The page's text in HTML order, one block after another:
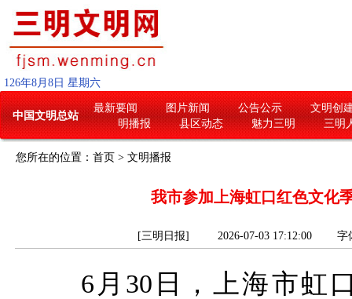
126年8月 8 日 星期六
中国文明总站
最新要闻 图片新闻 公告公示
文明创
明播报
县区动态 魅力三明 三明
您所在的位置： 首页 > 文明播报
我市参加上海虹口红色文化
[三明日报] 2026-07-03 17:12:00 字
6月30日，上海市虹口